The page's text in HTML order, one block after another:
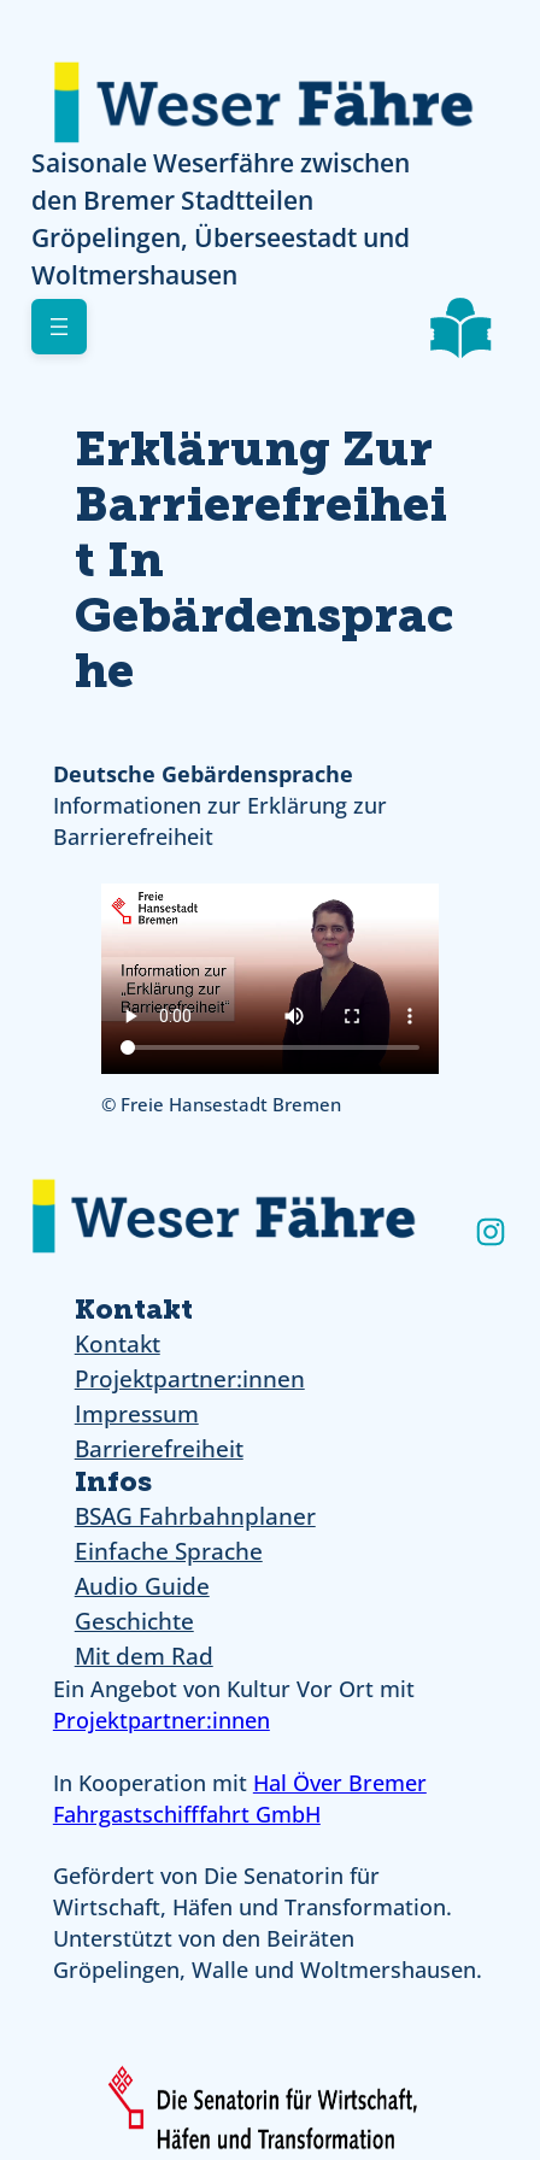
Direkt zur Navigation
Direkt zur Navigation
Direkt zum Inhalt
Skip to footer
Saisonale Weserfähre zwischen
den Bremer Stadtteilen
Gröpelingen, Überseestadt und
Woltmershausen
Erklärung Zur
Barrierefreihei
T In
Gebärdensprac
He
Deutsche Gebärdensprache
Informationen zur Erklärung zur
Barrierefreiheit
© Freie Hansestadt Bremen
Ein Angebot von Kultur Vor Ort mit
Projektpartner:innen
In Kooperation mit Hal Över Bremer
Fahrgastschifffahrt GmbH
Gefördert von Die Senatorin für
Wirtschaft, Häfen und Transformation.
Unterstützt von den Beiräten
Gröpelingen, Walle und Woltmershausen.
Infos
BSAG Fahrbahnplaner
Einfache Sprache
Audio Guide
Geschichte
Mit dem Rad
Kontakt
Kontakt
Projektpartner:innen
Impressum
Barrierefreiheit